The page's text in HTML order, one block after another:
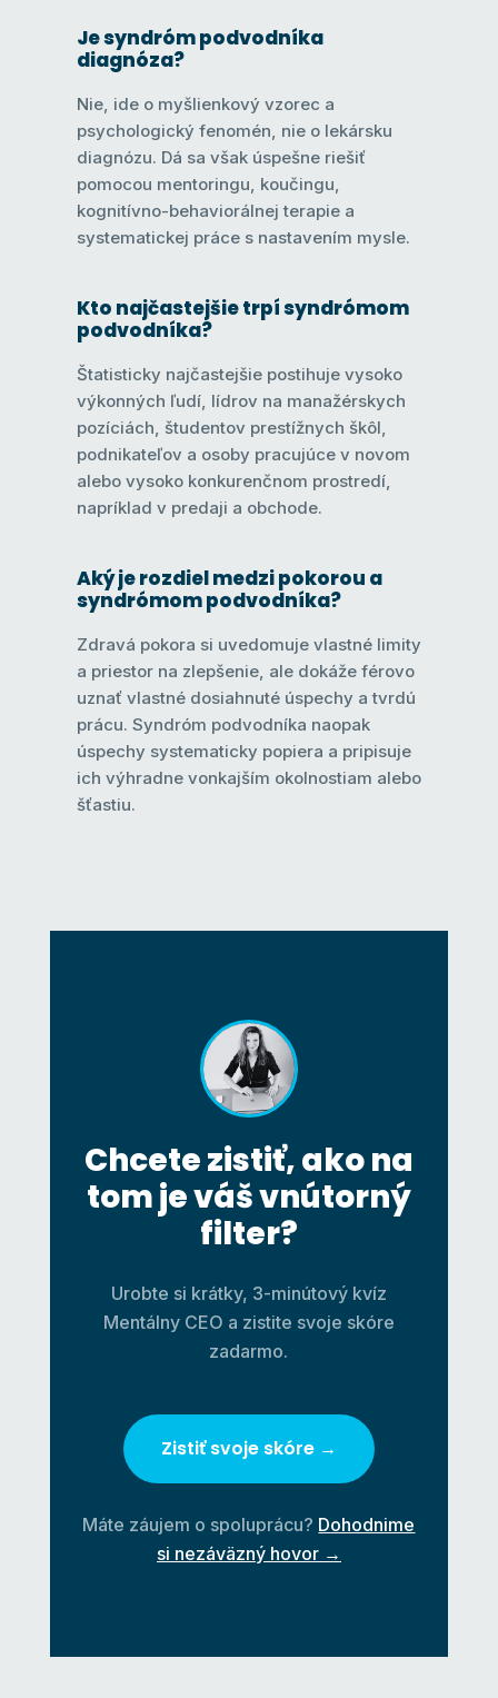
Je syndróm podvodníka
diagnóza?
Nie, ide o myšlienkový vzorec a
psychologický fenomén, nie o lekársku
diagnózu. Dá sa však úspešne riešiť
pomocou mentoringu, koučingu,
kognitívno-behaviorálnej terapie a
systematickej práce s nastavením mysle.
Kto najčastejšie trpí syndrómom
podvodníka?
Štatisticky najčastejšie postihuje vysoko
výkonných ľudí, lídrov na manažérskych
pozíciách, študentov prestížnych škôl,
podnikateľov a osoby pracujúce v novom
alebo vysoko konkurenčnom prostredí,
napríklad v predaji a obchode.
Aký je rozdiel medzi pokorou a
syndrómom podvodníka?
Zdravá pokora si uvedomuje vlastné limity
a priestor na zlepšenie, ale dokáže férovo
uznať vlastné dosiahnuté úspechy a tvrdú
prácu. Syndróm podvodníka naopak
úspechy systematicky popiera a pripisuje
ich výhradne vonkajším okolnostiam alebo
šťastiu.
Chcete zistiť, ako na
tom je váš vnútorný
filter?
Urobte si krátky, 3-minútový kvíz
Mentálny CEO a zistite svoje skóre
zadarmo.
Zistiť svoje skóre →
Máte záujem o spoluprácu? Dohodnime
si nezáväzný hovor →